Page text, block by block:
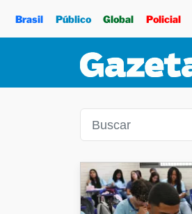
Brasil Público Global Policial